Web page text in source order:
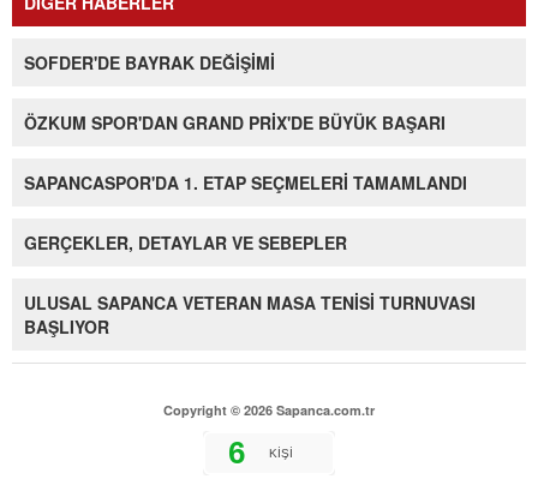
SOFDER'DE BAYRAK DEĞİŞİMİ
ÖZKUM SPOR'DAN GRAND PRİX'DE BÜYÜK BAŞARI
SAPANCASPOR'DA 1. ETAP SEÇMELERİ TAMAMLANDI
GERÇEKLER, DETAYLAR VE SEBEPLER
ULUSAL SAPANCA VETERAN MASA TENİSİ TURNUVASI
BAŞLIYOR
Copyright © 2026 Sapanca.com.tr